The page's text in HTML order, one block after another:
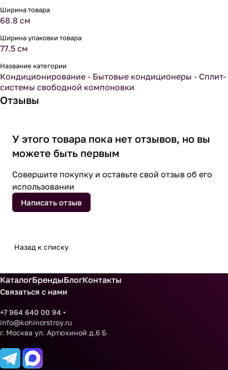
Ширина товара
68.8 см
Ширина упаковки товара
77.5 см
Название категории
Кондиционирование - Бытовые кондиционеры - Сплит-
системы свободной компоновки
Отзывы
У этого товара пока нет отзывов, но вы
можете быть первым
Совершите покупку и оставьте свой отзыв об его
использовании
Написать отзыв
Назад к списку
КаталогБрендыБлогКонтакты
Связаться с нами
+7 964 640 00 94
info@kohinorstroy.ru
г. Москва ул. Артюхиной д.6 Б